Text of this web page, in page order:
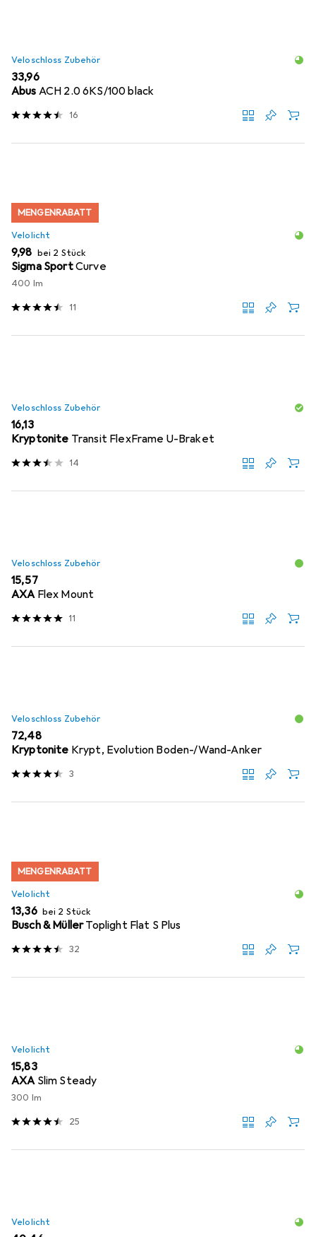
Veloschloss Zubehör
EUR
33,96
Abus ACH 2.0 6KS/100 black
16
MENGENRABATT
Velolicht
EUR
9,98 bei 2 Stück
Sigma SportCurve
400 lm
11
Veloschloss Zubehör
EUR
16,13
Kryptonite Transit FlexFrame U-Braket
14
Veloschloss Zubehör
EUR
15,57
AXA Flex Mount
11
Veloschloss Zubehör
EUR
72,48
Kryptonite Krypt, Evolution Boden-/Wand-Anker
3
MENGENRABATT
Velolicht
EUR
13,36 bei 2 Stück
Busch & MüllerToplight Flat S Plus
32
Velolicht
EUR
15,83
AXA Slim Steady
300 lm
25
Velolicht